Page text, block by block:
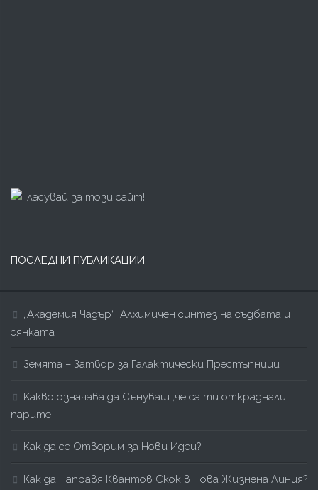
ПОСЛЕДНИ ПУБЛИКАЦИИ
„Академия Чадър“: Алхимичен синтез на съдбата и
сянката
Земята – Затвор за Галактически Престъпници
Kакво означава да Сънуваш ,че са ти откраднали
парите
Как да се Отворим за Нови Идеи?
Как да Направя Квантов Скок в Нова Жизнена Линия?